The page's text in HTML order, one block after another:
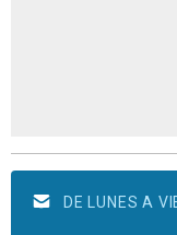
DE LUNES A